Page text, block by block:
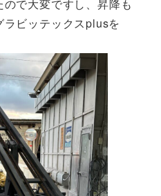
で大変ですし、昇降も
ビッテックスplusを